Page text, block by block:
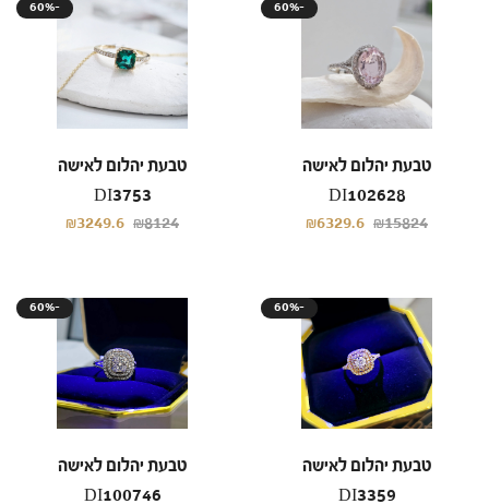
60%-
טבעת יהלום לאישה
DI3753
₪3249.6 ₪8124
60%-
טבעת יהלום לאישה
DI102628
₪6329.6 ₪15824
60%-
טבעת יהלום לאישה
DI100746
60%-
טבעת יהלום לאישה
DI3359